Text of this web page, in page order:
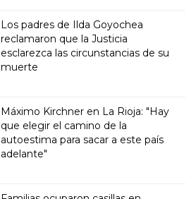
Los padres de Ilda Goyochea
reclamaron que la Justicia
esclarezca las circunstancias de su
muerte
Máximo Kirchner en La Rioja: "Hay
que elegir el camino de la
autoestima para sacar a este país
adelante"